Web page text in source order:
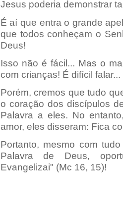
Jesus poderia demonstrar
É aí que entra o grande
que todos conheçam o
Deus!
Isso não é fácil... Mas o
com crianças! É difícil
Porém, cremos que tudo
o coração dos discípulos
Palavra a eles. No
amor, eles disseram: Fica
Portanto, mesmo com
Palavra de Deus,
Evangelizai" (Mc 16, 15)!